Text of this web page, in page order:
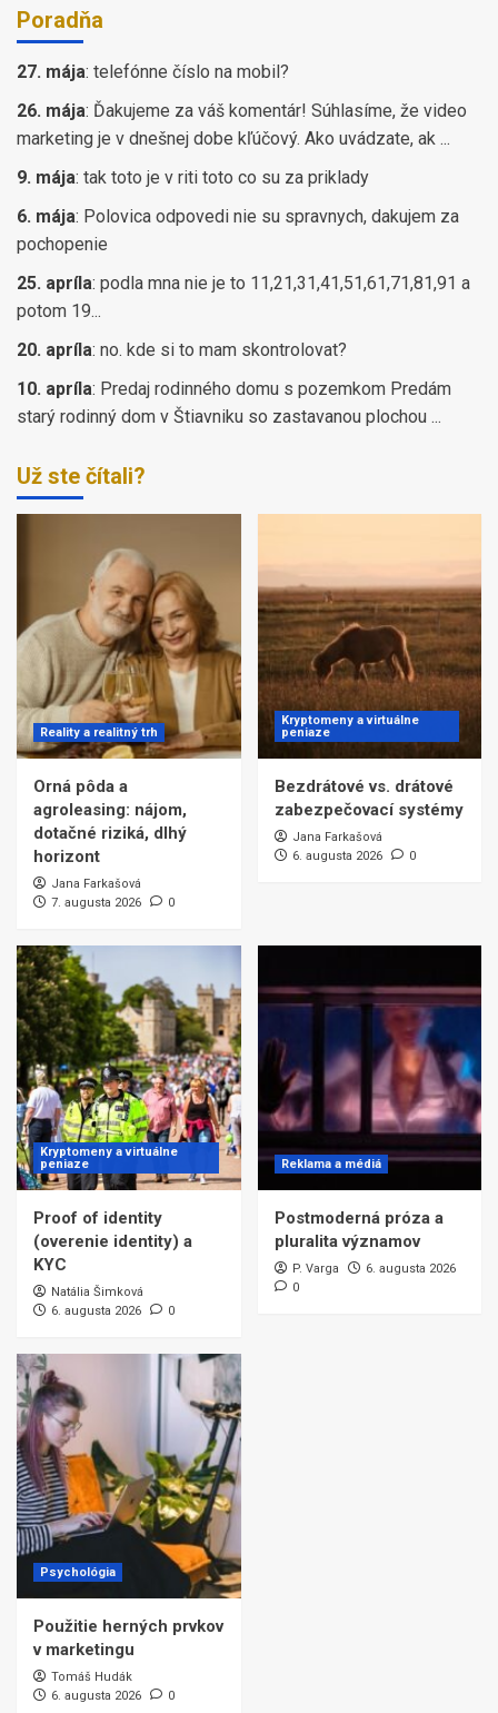
Poradňa
27. mája: telefónne číslo na mobil?
26. mája: Ďakujeme za váš komentár! Súhlasíme, že video
marketing je v dnešnej dobe kľúčový. Ako uvádzate, ak ...
9. mája: tak toto je v riti toto co su za priklady
6. mája: Polovica odpovedi nie su spravnych, dakujem za
pochopenie
25. apríla: podla mna nie je to 11,21,31,41,51,61,71,81,91 a
potom 19...
20. apríla: no. kde si to mam skontrolovat?
10. apríla: Predaj rodinného domu s pozemkom Predám
starý rodinný dom v Štiavniku so zastavanou plochou ...
Už ste čítali?
Reality a realitný trh
Orná pôda a
agroleasing: nájom,
dotačné riziká, dlhý
horizont
Jana Farkašová
7. augusta 2026
0
Kryptomeny a virtuálne
peniaze
Bezdrátové vs. drátové
zabezpečovací systémy
Jana Farkašová
6. augusta 2026
0
Kryptomeny a virtuálne
peniaze
Proof of identity
(overenie identity) a
KYC
Natália Šimková
6. augusta 2026
0
Reklama a médiá
Postmoderná próza a
pluralita významov
P. Varga
6. augusta 2026
0
Psychológia
Použitie herných prvkov
v marketingu
Tomáš Hudák
6. augusta 2026
0